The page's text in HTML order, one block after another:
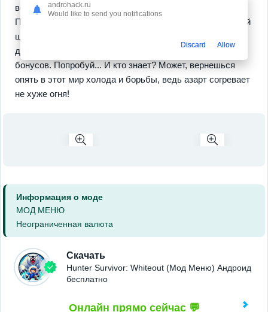
возможностей нанимать рабочих и охотников?
Пристройка новых зданий и укрепление обороны — твой
шанс выдержать атаки. И не забудь, что каждое
действие ведет к прогрессу в мире
мета-уровнейи
бонусов. Попробуй... И кто знает? Может, вернешься
опять в этот мир холода и борьбы, ведь азарт согревает
не хуже огня!
Информация о моде
МОД МЕНЮ
Неограниченная валюта
Скачать
Hunter Survivor: Whiteout (Мод Меню) Андроид
бесплатно
Онлайн прямо сейчас 💬
androhack.ru
Would like to send you notifications
Discard Allow